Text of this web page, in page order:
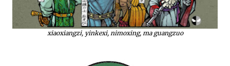
xiaoxiangzi, yinkexi, nimoxing, ma guangzuo